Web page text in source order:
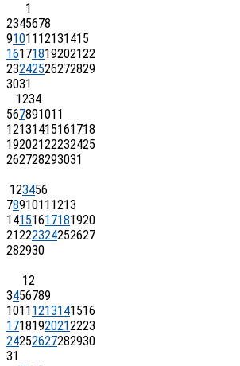
1
2345678
9101112131415
16171819202122
23242526272829
3031
1234
567891011
12131415161718
19202122232425
262728293031
123456
78910111213
14151617181920
21222324252627
282930
12
3456789
10111213141516
17181920212223
24252627282930
31